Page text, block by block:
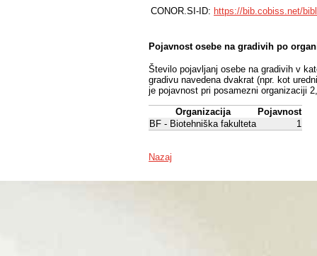
CONOR.SI-ID: https://bib.cobiss.net/
Pojavnost osebe na gradivih po
Število pojavljanj osebe na gradivih v
gradivu navedena dvakrat (npr. kot
je pojavnost pri posamezni organizaciji
Organizacija
Pojavnost
BF - Biotehniška fakulteta
1
Nazaj